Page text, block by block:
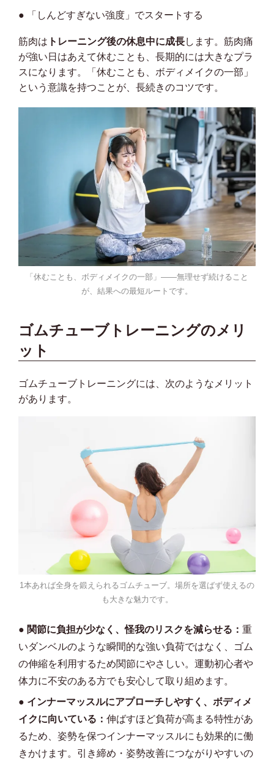
● 「しんどすぎない強度」でスタートする
筋肉は トレーニング後の休息中に成長します。筋肉痛
が強い日はあえて休むことも、長期的には大きなプラ
スになります。「休むことも、ボディメイクの一部」
という意識を持つことが、長続きのコツです。
「休むことも、ボディメイクの一部」——無理せず続けること
が、結果への最短ルートです。
ゴムチューブトレーニングのメリ
ット
ゴムチューブトレーニングには、次のようなメリット
があります。
1本あれば全身を鍛えられるゴムチューブ。場所を選ばず使えるの
も大きな魅力です。
● 関節に負担が少なく、怪我のリスクを減らせる： 重
いダンベルのような瞬間的な強い負荷ではなく、ゴム
の伸縮を利用するため関節にやさしい。運動初心者や
体力に不安のある方でも安心して取り組めます。
● インナーマッスルにアプローチしやすく、ボディメ
イクに向いている： 伸ばすほど負荷が高まる特性があ
るため、姿勢を保つインナーマッスルにも効果的に働
きかけます。引き締め・姿勢改善につながりやすいの